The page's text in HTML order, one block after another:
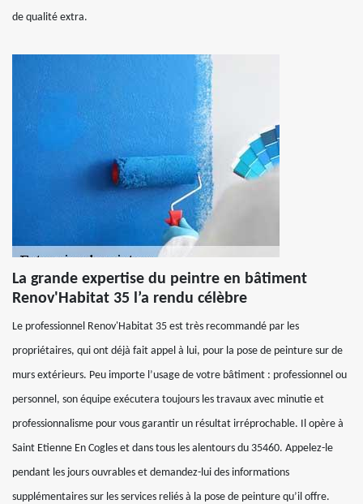
de qualité extra.
La grande expertise du peintre en bâtiment
Renov'Habitat 35 l’a rendu célèbre
Le professionnel Renov'Habitat 35 est très recommandé par les
propriétaires, qui ont déjà fait appel à lui, pour la pose de peinture sur de
murs extérieurs. Peu importe l’usage de votre bâtiment : professionnel ou
personnel, son équipe exécutera toujours les travaux avec minutie et
professionnalisme pour vous garantir un résultat irréprochable. Il opère à
Saint Etienne En Cogles et dans tous les alentours du 35460. Appelez-le
pendant les jours ouvrables et demandez-lui des informations
supplémentaires sur les services reliés à la pose de peinture qu’il offre.